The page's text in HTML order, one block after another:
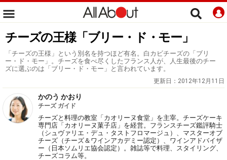
チーズの王様「ブリー・ド・モー」
「チーズの王様」という別名を持つほど有名。白カビチーズの「ブリ
ー・ド・モー」。チーズを食べ尽くしたフランス人が、人生最後のチー
ズに選ぶのは「ブリー・ド・モー」と言われています。
更新日： 2012年12月11日
かのう かおり
チーズ ガイド
チーズと料理の教室「カオリーヌ食堂」を主宰。チーズケーキ
専門店「カオリーヌ菓子店」を経営。フランスチーズ鑑評騎士
（シュヴァリエ・デュ・タストフロマージュ）、マスターオブ
チーズ（チーズ＆ワインアカデミー認定）、ワインアドバイザ
ー（日本ソムリエ協会認定）。雑誌等で料理、スタイリング、
チーズコラム等。